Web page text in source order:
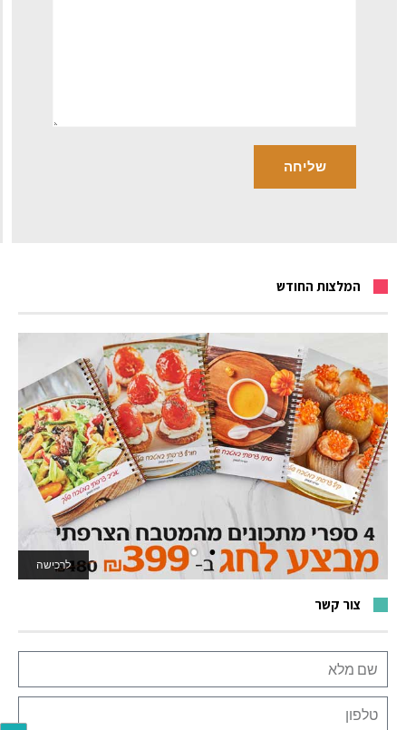
המלצות החודש
לרכישה
לאתר המשחקים
צור קשר